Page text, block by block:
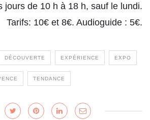
jours de 10 h à 18 h, sauf le lundi.
Tarifs: 10€ et 8€. Audioguide : 5€.
DÉCOUVERTE EXPÉRIENCE EXPO
TENDANCE